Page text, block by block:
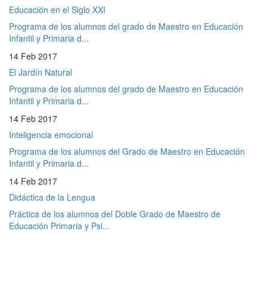
Educación en el Siglo XXI
Programa de los alumnos del grado de Maestro en Educación
Infantil y Primaria d...
14 Feb 2017
El Jardín Natural
Programa de los alumnos del grado de Maestro en Educación
Infantil y Primaria d...
14 Feb 2017
Inteligencia emocional
Programa de los alumnos del Grado de Maestro en Educación
Infantil y Primaria d...
14 Feb 2017
Didáctica de la Lengua
Práctica de los alumnos del Doble Grado de Maestro de
Educación Primaria y Psi...